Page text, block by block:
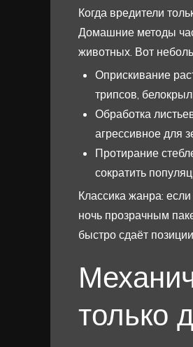
Когда вредители
Домашние методы
животных. Вот
Оприскивание
трипсов,
Обработка
агрессивное для
Протирание
сократить
Классика жанра:
ночь прозрачным
быстро сдаёт позиции.
только